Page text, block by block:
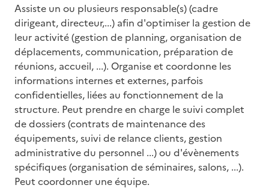
Assiste un ou plusieurs responsable(s) (cadre
dirigeant, directeur,...) afin d'optimiser la gestion de
leur activité (gestion de planning, organisation de
déplacements, communication, préparation de
réunions, accueil, ...). Organise et coordonne les
informations internes et externes, parfois
confidentielles, liées au fonctionnement de la
structure. Peut prendre en charge le suivi complet
de dossiers (contrats de maintenance des
équipements, suivi de relance clients, gestion
administrative du personnel ...) ou d'évènements
spécifiques (organisation de séminaires, salons, ...).
Peut coordonner une équipe.